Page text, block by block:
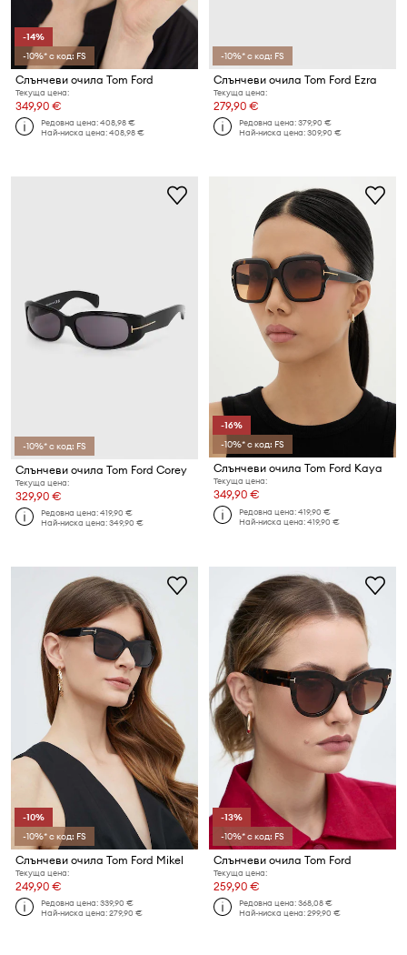
-14%
-10%* с код: FS
Слънчеви очила Tom Ford
Текуща цена:
349,90 €
Редовна цена:408,98 €
Най-ниска цена:408,98 €
-10%* с код: FS
Слънчеви очила Tom Ford Ezra
Текуща цена:
279,90 €
Редовна цена:379,90 €
Най-ниска цена:309,90 €
-10%* с код: FS
Слънчеви очила Tom Ford Corey
Текуща цена:
329,90 €
Редовна цена:419,90 €
Най-ниска цена:349,90 €
-16%
-10%* с код: FS
Слънчеви очила Tom Ford Kaya
Текуща цена:
349,90 €
Редовна цена:419,90 €
Най-ниска цена:419,90 €
-10%
-10%* с код: FS
Слънчеви очила Tom Ford Mikel
Текуща цена:
249,90 €
Редовна цена:339,90 €
Най-ниска цена:279,90 €
-13%
-10%* с код: FS
Слънчеви очила Tom Ford
Текуща цена:
259,90 €
Редовна цена:368,08 €
Най-ниска цена:299,90 €